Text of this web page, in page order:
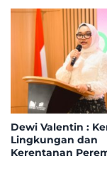
Dewi Valentin :
Lingkungan dan
Kerentanan